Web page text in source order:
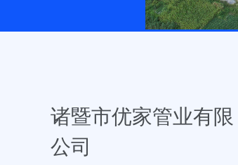
诸暨市优家管业有限
公司